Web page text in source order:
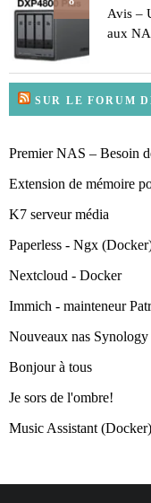
Avis –
aux
SUR LE FORUM
Premier NAS – Besoin
Extension de mémoire
K7 serveur média
Paperless - Ngx
Nextcloud - Docker
Immich - mainteneur
Nouveaux nas Synology
Bonjour à tous
Je sors de l'ombre!
Music Assistant